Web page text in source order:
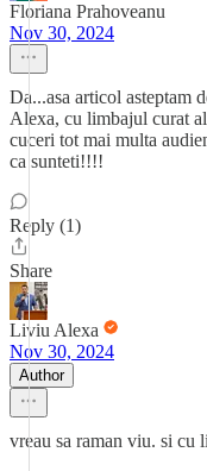
Floriana Prahoveanu
Nov 30, 2024
Da...asa articol asteptam
Alexa, cu limbajul curat
cuceri tot mai multa
ca sunteti!!!!
Reply (1)
Share
Liviu Alexa
Nov 30, 2024
Author
vreau sa raman viu. si cu